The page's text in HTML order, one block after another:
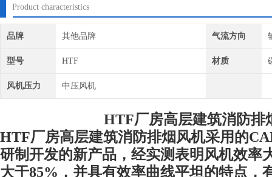
Product characteristics
品牌 其他品牌 气流方向
型号 HTF 材质
风机压力 中压风机
HTF厂房高层建筑消防排
HTF厂房高层建筑消防排烟风机采用的
研制开发的新产品，经实测表明风机效率
大于85%，并具有效率曲线平坦的特点，